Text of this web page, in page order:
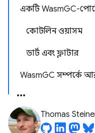
একটি WasmGC-
কোটলিন ওয়াসম
ডার্ট এবং ফ্লাটার
WasmGC সম্পর্কে
Thomas